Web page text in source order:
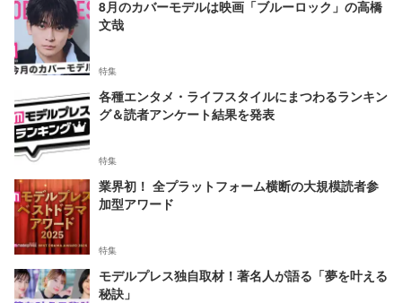
8月のカバーモデルは映画「ブルーロック」の高橋
文哉
特集
各種エンタメ・ライフスタイルにまつわるランキン
グ＆読者アンケート結果を発表
特集
業界初！ 全プラットフォーム横断の大規模読者参
加型アワード
特集
モデルプレス独自取材！著名人が語る「夢を叶える
秘訣」